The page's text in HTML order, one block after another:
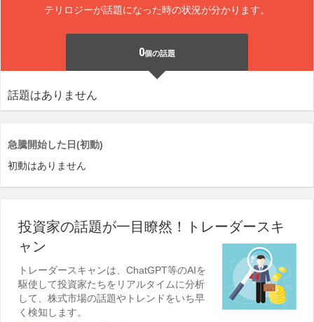
テリロジーが話題になった時の状況が分かります。
0個の話題
話題はありません
急騰開始した日(初動)
初動はありません
投資家の話題が一目瞭然！トレーダースキ
ャン
トレーダースキャンは、ChatGPT等のAIを
駆使して投資家たちをリアルタイムに分析
して、株式市場の話題やトレンドをいち早
く検知します。